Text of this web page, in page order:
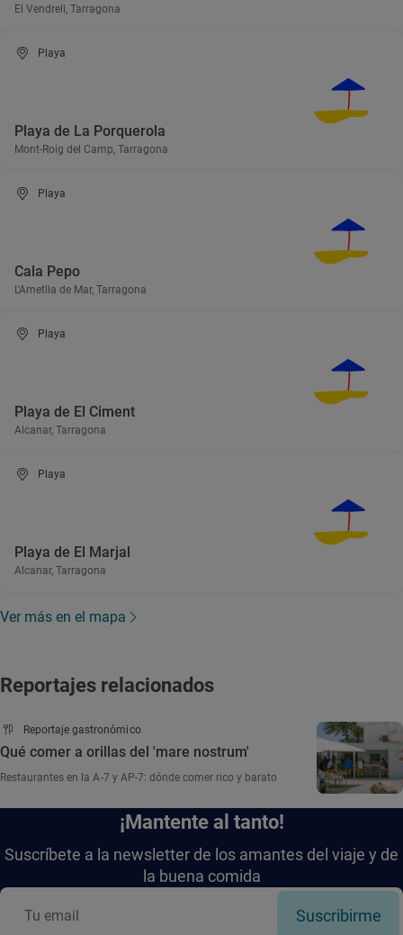
El Vendrell, Tarragona
Playa
Playa de La Porquerola
Mont-Roig del Camp, Tarragona
Playa
Cala Pepo
L'Ametlla de Mar, Tarragona
Playa
Playa de El Ciment
Alcanar, Tarragona
Playa
Playa de El Marjal
Alcanar, Tarragona
Ver más en el mapa
Reportajes relacionados
Reportaje gastronómico
Qué comer a orillas del 'mare nostrum'
Restaurantes en la A-7 y AP-7: dónde comer rico y barato
¡Mantente al tanto!
Suscríbete a la newsletter de los amantes del viaje y de
la buena comida
Suscribirme